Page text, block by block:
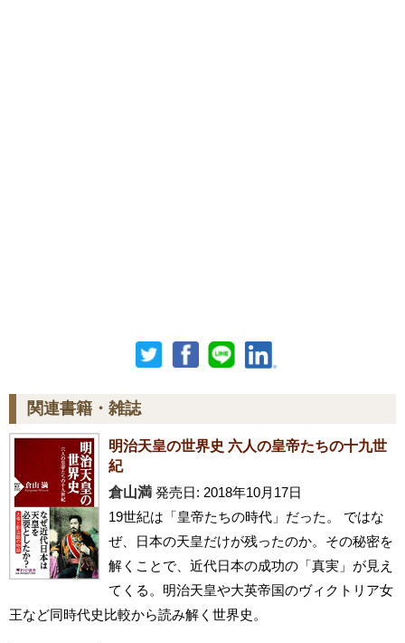
関連書籍・雑誌
明治天皇の世界史 六人の皇帝たちの十九世
紀
倉山満 発売日: 2018年10月17日
19世紀は「皇帝たちの時代」だった。 ではな
ぜ、日本の天皇だけが残ったのか。その秘密を
解くことで、近代日本の成功の「真実」が見え
てくる。明治天皇や大英帝国のヴィクトリア女
王など同時代史比較から読み解く世界史。